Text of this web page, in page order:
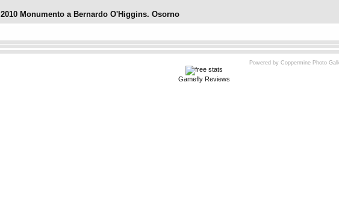
2010 Monumento a Bernardo O'Higgins. Osorno
Powered by Coppermine Photo
Gamefly Reviews